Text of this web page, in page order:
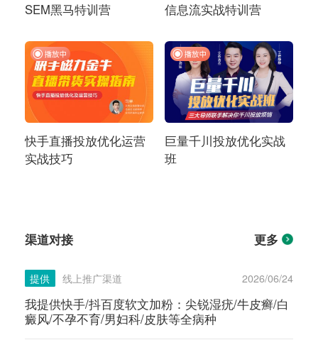
SEM黑马特训营 信息流实战特训营
快手直播投放优化运营
实战技巧
巨量千川投放优化实战
班
渠道对接 更多
提供 线上推广渠道 2026/06/24
我提供快手/抖百度软文加粉：尖锐湿疣/牛皮癣/白
癜风/不孕不育/男妇科/皮肤等全病种